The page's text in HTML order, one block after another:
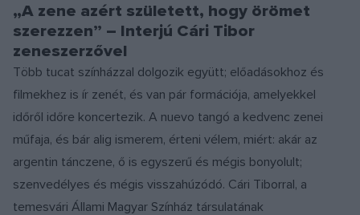
„A zene azért született, hogy örömet
szerezzen” – Interjú Cári Tibor
zeneszerzővel
Több tucat színházzal dolgozik együtt; előadásokhoz és
filmekhez is ír zenét, és van pár formációja, amelyekkel
időről időre koncertezik. A nuevo tangó a kedvenc zenei
műfaja, és bár alig ismerem, érteni vélem, miért: akár az
argentin tánczene, ő is egyszerű és mégis bonyolult;
szenvedélyes és mégis visszahúzódó. Cári Tiborral, a
temesvári Állami Magyar Színház társulatának